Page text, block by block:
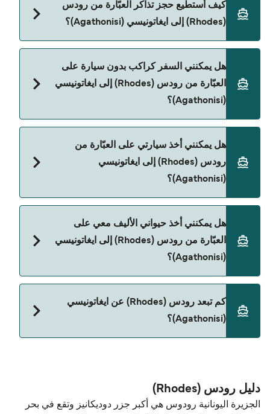
من رودس (Rhodes) إلى ايغاتونيسي (Agathonisi).
كيف أستطيع حجز تذاكر العبّارة من رودس
(Rhodes) إلى ايغاتونيسي (Agathonisi)؟
صفحة العروض لمعرفة أحدث التخفيضات.
هل يمكنني السفر كراكب بدون سيارة على
العبّارة من رودس (Rhodes) إلى ايغاتونيسي
(Agathonisi)؟
نعم، يمكنك السفر كراكب بدون سيارة من رودس
Dodekanisos Seaways
هل يمكنني أخذ سيارتي على العبّارة من
رودس (Rhodes) إلى ايغاتونيسي
(Agathonisi)؟
نعم، يمكنك السفر مع سيارتك على العبّارة من رودس
Dodekanisos Seaways
هل يمكنني أخذ حيواني الأليف معي على
العبّارة من رودس (Rhodes) إلى ايغاتونيسي
(Agathonisi)؟
إلى جواز سفر للحيوان. يرجى مراجعة تعليمات شركات
العبّارات بخصوص الحيوانات. حالياً يمكنك أخذ حيواناتك
الأليفة على العبّارة مع:
كم تبعد رودس (Rhodes) عن ايغاتونيسي
(Agathonisi)؟
دليل رودس (Rhodes)
الجزيرة اليونانية رودوس هي أكبر جزر دوديكانيز وتقع في بحر